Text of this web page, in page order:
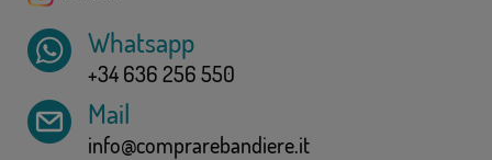
Whatsapp
+34 636 256 550
Mail
info@comprarebandiere.it